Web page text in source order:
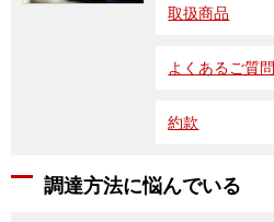
取扱商品
よくあるご質問
約款
調達方法に悩んでいる